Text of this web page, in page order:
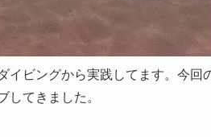
イビングから実践してます。今回
してきました。